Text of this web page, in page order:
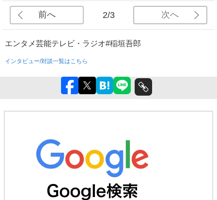
前へ 2/3 次へ
エンタメ芸能テレビ・ラジオ#稲垣吾郎
インタビュー/対談一覧はこちら